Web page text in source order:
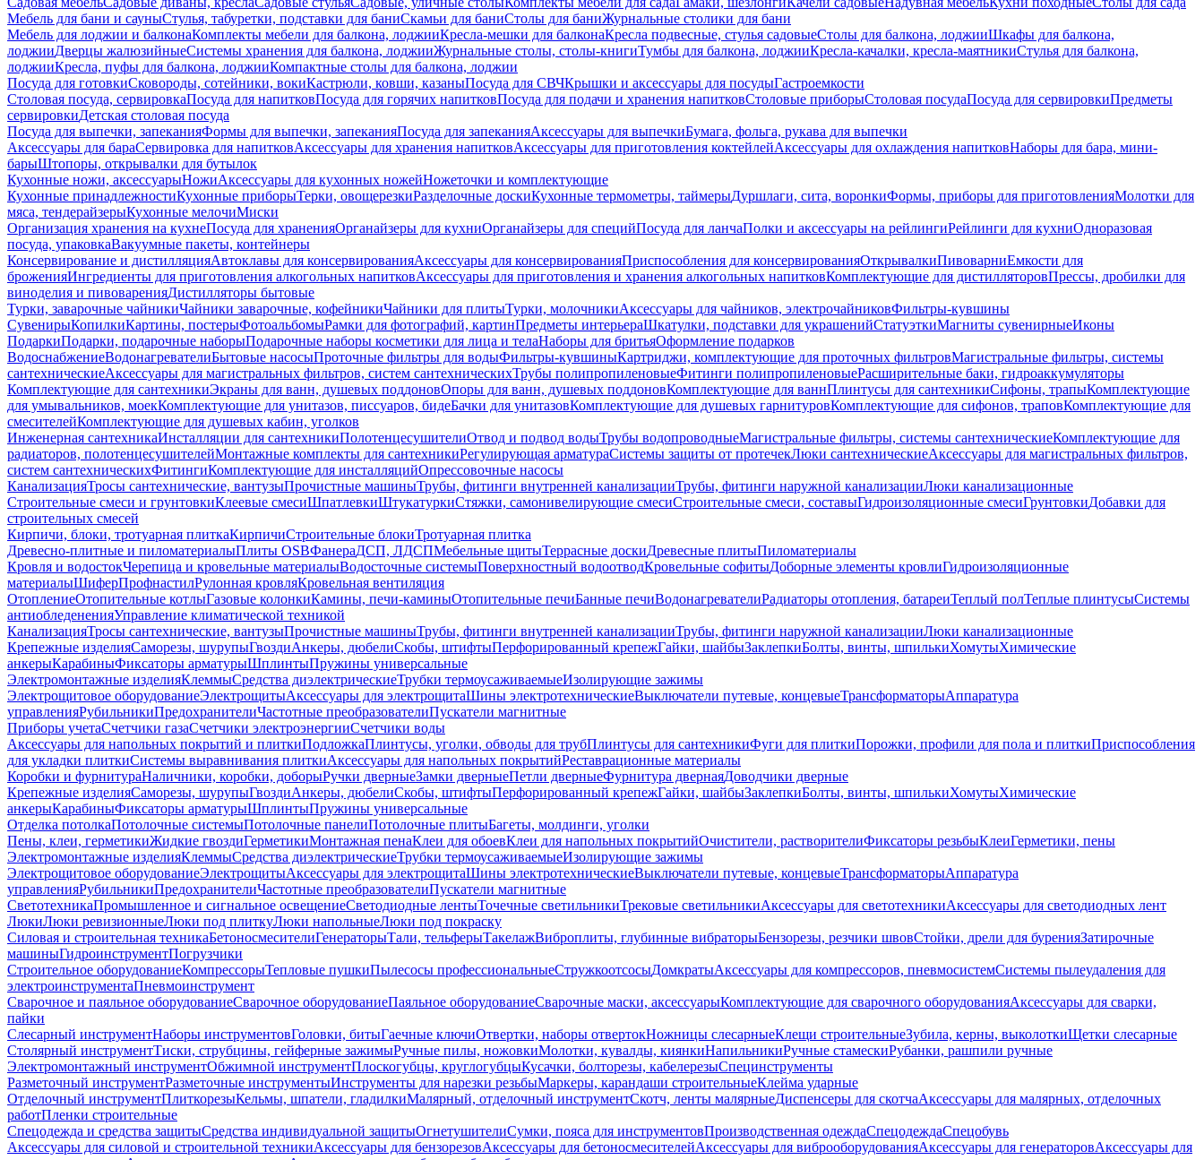
Мебель для бани и сауныСтулья, табуретки, подставки для баниСкамьи для баниСтолы для баниЖурнальные столики для бани
Мебель для лоджии и балконаКомплекты мебели для балкона, лоджииКресла-мешки для балконаКресла подвесные, стулья садовыеСтолы для балкона, лоджииШкафы для балкона,
лоджииДверцы жалюзийныеСистемы хранения для балкона, лоджииЖурнальные столы, столы-книгиТумбы для балкона, лоджииКресла-качалки, кресла-маятникиСтулья для балкона,
лоджииКресла, пуфы для балкона, лоджииКомпактные столы для балкона, лоджии
Посуда для готовкиСковороды, сотейники, вокиКастрюли, ковши, казаныПосуда для СВЧКрышки и аксессуары для посудыГастроемкости
Столовая посуда, сервировкаПосуда для напитковПосуда для горячих напитковПосуда для подачи и хранения напитковСтоловые приборыСтоловая посудаПосуда для сервировкиПредметы
сервировкиДетская столовая посуда
Посуда для выпечки, запеканияФормы для выпечки, запеканияПосуда для запеканияАксессуары для выпечкиБумага, фольга, рукава для выпечки
Аксессуары для бараСервировка для напитковАксессуары для хранения напитковАксессуары для приготовления коктейлейАксессуары для охлаждения напитковНаборы для бара, мини-
барыШтопоры, открывалки для бутылок
Кухонные ножи, аксессуарыНожиАксессуары для кухонных ножейНожеточки и комплектующие
Кухонные принадлежностиКухонные приборыТерки, овощерезкиРазделочные доскиКухонные термометры, таймерыДуршлаги, сита, воронкиФормы, приборы для приготовленияМолотки для
мяса, тендерайзерыКухонные мелочиМиски
Организация хранения на кухнеПосуда для храненияОрганайзеры для кухниОрганайзеры для специйПосуда для ланчаПолки и аксессуары на рейлингиРейлинги для кухниОдноразовая
посуда, упаковкаВакуумные пакеты, контейнеры
Консервирование и дистилляцияАвтоклавы для консервированияАксессуары для консервированияПриспособления для консервированияОткрывалкиПивоварниЕмкости для
броженияИнгредиенты для приготовления алкогольных напитковАксессуары для приготовления и хранения алкогольных напитковКомплектующие для дистилляторовПрессы, дробилки для
виноделия и пивоваренияДистилляторы бытовые
Турки, заварочные чайникиЧайники заварочные, кофейникиЧайники для плитыТурки, молочникиАксессуары для чайников, электрочайниковФильтры-кувшины
СувенирыКопилкиКартины, постерыФотоальбомыРамки для фотографий, картинПредметы интерьераШкатулки, подставки для украшенийСтатуэткиМагниты сувенирныеИконы
ПодаркиПодарки, подарочные наборыПодарочные наборы косметики для лица и телаНаборы для бритьяОформление подарков
ВодоснабжениеВодонагревателиБытовые насосыПроточные фильтры для водыФильтры-кувшиныКартриджи, комплектующие для проточных фильтровМагистральные фильтры, системы
сантехническиеАксессуары для магистральных фильтров, систем сантехническихТрубы полипропиленовыеФитинги полипропиленовыеРасширительные баки, гидроаккумуляторы
Комплектующие для сантехникиЭкраны для ванн, душевых поддоновОпоры для ванн, душевых поддоновКомплектующие для ваннПлинтусы для сантехникиСифоны, трапыКомплектующие
для умывальников, моекКомплектующие для унитазов, писсуаров, бидеБачки для унитазовКомплектующие для душевых гарнитуровКомплектующие для сифонов, траповКомплектующие для
смесителейКомплектующие для душевых кабин, уголков
Инженерная сантехникаИнсталляции для сантехникиПолотенцесушителиОтвод и подвод водыТрубы водопроводныеМагистральные фильтры, системы сантехническиеКомплектующие для
радиаторов, полотенцесушителейМонтажные комплекты для сантехникиРегулирующая арматураСистемы защиты от протечекЛюки сантехническиеАксессуары для магистральных фильтров,
систем сантехническихФитингиКомплектующие для инсталляцийОпрессовочные насосы
КанализацияТросы сантехнические, вантузыПрочистные машиныТрубы, фитинги внутренней канализацииТрубы, фитинги наружной канализацииЛюки канализационные
Строительные смеси и грунтовкиКлеевые смесиШпатлевкиШтукатуркиСтяжки, самонивелирующие смесиСтроительные смеси, составыГидроизоляционные смесиГрунтовкиДобавки для
строительных смесей
Кирпичи, блоки, тротуарная плиткаКирпичиСтроительные блокиТротуарная плитка
Древесно-плитные и пиломатериалыПлиты OSBФанераДСП, ЛДСПМебельные щитыТеррасные доскиДревесные плитыПиломатериалы
Кровля и водостокЧерепица и кровельные материалыВодосточные системыПоверхностный водоотводКровельные софитыДоборные элементы кровлиГидроизоляционные
материалыШиферПрофнастилРулонная кровляКровельная вентиляция
ОтоплениеОтопительные котлыГазовые колонкиКамины, печи-каминыОтопительные печиБанные печиВодонагревателиРадиаторы отопления, батареиТеплый полТеплые плинтусыСистемы
антиобледененияУправление климатической техникой
КанализацияТросы сантехнические, вантузыПрочистные машиныТрубы, фитинги внутренней канализацииТрубы, фитинги наружной канализацииЛюки канализационные
Крепежные изделияСаморезы, шурупыГвоздиАнкеры, дюбелиСкобы, штифтыПерфорированный крепежГайки, шайбыЗаклепкиБолты, винты, шпилькиХомутыХимические
анкерыКарабиныФиксаторы арматурыШплинтыПружины универсальные
Электромонтажные изделияКлеммыСредства диэлектрическиеТрубки термоусаживаемыеИзолирующие зажимы
Электрощитовое оборудованиеЭлектрощитыАксессуары для электрощитаШины электротехническиеВыключатели путевые, концевыеТрансформаторыАппаратура
управленияРубильникиПредохранителиЧастотные преобразователиПускатели магнитные
Приборы учетаСчетчики газаСчетчики электроэнергииСчетчики воды
Аксессуары для напольных покрытий и плиткиПодложкаПлинтусы, уголки, обводы для трубПлинтусы для сантехникиФуги для плиткиПорожки, профили для пола и плиткиПриспособления
для укладки плиткиСистемы выравнивания плиткиАксессуары для напольных покрытийРеставрационные материалы
Коробки и фурнитураНаличники, коробки, доборыРучки дверныеЗамки дверныеПетли дверныеФурнитура двернаяДоводчики дверные
Крепежные изделияСаморезы, шурупыГвоздиАнкеры, дюбелиСкобы, штифтыПерфорированный крепежГайки, шайбыЗаклепкиБолты, винты, шпилькиХомутыХимические
анкерыКарабиныФиксаторы арматурыШплинтыПружины универсальные
Отделка потолкаПотолочные системыПотолочные панелиПотолочные плитыБагеты, молдинги, уголки
Пены, клеи, герметикиЖидкие гвоздиГерметикиМонтажная пенаКлеи для обоевКлеи для напольных покрытийОчистители, растворителиФиксаторы резьбыКлеиГерметики, пены
Электромонтажные изделияКлеммыСредства диэлектрическиеТрубки термоусаживаемыеИзолирующие зажимы
Электрощитовое оборудованиеЭлектрощитыАксессуары для электрощитаШины электротехническиеВыключатели путевые, концевыеТрансформаторыАппаратура
управленияРубильникиПредохранителиЧастотные преобразователиПускатели магнитные
СветотехникаПромышленное и сигнальное освещениеСветодиодные лентыТочечные светильникиТрековые светильникиАксессуары для светотехникиАксессуары для светодиодных лент
ЛюкиЛюки ревизионныеЛюки под плиткуЛюки напольныеЛюки под покраску
Силовая и строительная техникаБетоносмесителиГенераторыТали, тельферыТакелажВиброплиты, глубинные вибраторыБензорезы, резчики швовСтойки, дрели для буренияЗатирочные
машиныГидроинструментПогрузчики
Строительное оборудованиеКомпрессорыТепловые пушкиПылесосы профессиональныеСтружкоотсосыДомкратыАксессуары для компрессоров, пневмосистемСистемы пылеудаления для
электроинструментаПневмоинструмент
Сварочное и паяльное оборудованиеСварочное оборудованиеПаяльное оборудованиеСварочные маски, аксессуарыКомплектующие для сварочного оборудованияАксессуары для сварки,
пайки
Слесарный инструментНаборы инструментовГоловки, битыГаечные ключиОтвертки, наборы отвертокНожницы слесарныеКлещи строительныеЗубила, керны, выколоткиЩетки слесарные
Столярный инструментТиски, струбцины, гейферные зажимыРучные пилы, ножовкиМолотки, кувалды, киянкиНапильникиРучные стамескиРубанки, рашпили ручные
Электромонтажный инструментОбжимной инструментПлоскогубцы, круглогубцыКусачки, болторезы, кабелерезыСпецинструменты
Разметочный инструментРазметочные инструментыИнструменты для нарезки резьбыМаркеры, карандаши строительныеКлейма ударные
Отделочный инструментПлиткорезыКельмы, шпатели, гладилкиМалярный, отделочный инструментСкотч, ленты малярныеДиспенсеры для скотчаАксессуары для малярных, отделочных
работПленки строительные
Спецодежда и средства защитыСредства индивидуальной защитыОгнетушителиСумки, пояса для инструментовПроизводственная одеждаСпецодеждаСпецобувь
Аксессуары для силовой и строительной техникиАксессуары для бензорезовАксессуары для бетоносмесителейАксессуары для виброоборудованияАксессуары для генераторовАксессуары для